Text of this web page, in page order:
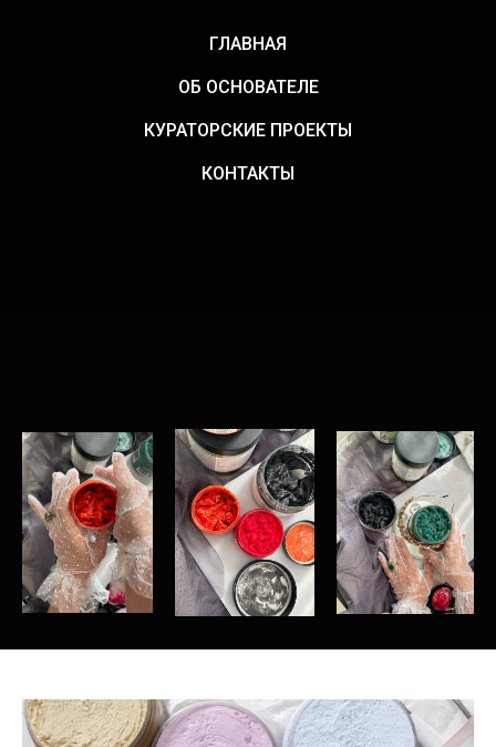
ГЛАВНАЯ
ОБ ОСНОВАТЕЛЕ
КУРАТОРСКИЕ ПРОЕКТЫ
КОНТАКТЫ